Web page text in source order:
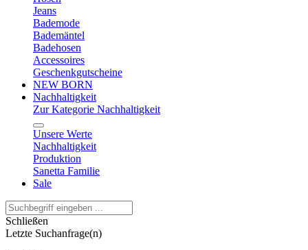
Jeans
Bademode
Bademäntel
Badehosen
Accessoires
Geschenkgutscheine
NEW BORN
Nachhaltigkeit
Zur Kategorie Nachhaltigkeit
Unsere Werte
Nachhaltigkeit
Produktion
Sanetta Familie
Sale
Schließen
Letzte Suchanfrage(n)